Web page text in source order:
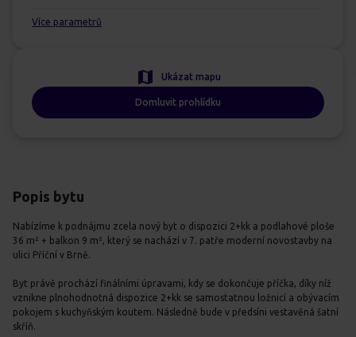
Více parametrů
Ukázat mapu
Domluvit prohlídku
Popis bytu
Nabízíme k podnájmu zcela nový byt o dispozici 2+kk a podlahové ploše
36 m² + balkon 9 m², který se nachází v 7. patře moderní novostavby na
ulici Příční v Brně.
Byt právě prochází finálními úpravami, kdy se dokončuje příčka, díky níž
vznikne plnohodnotná dispozice 2+kk se samostatnou ložnicí a obývacím
pokojem s kuchyňským koutem. Následně bude v předsíni vestavěná šatní
skříň.